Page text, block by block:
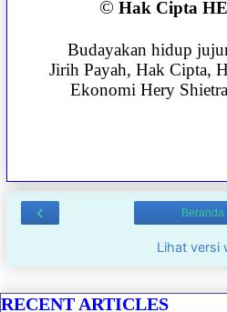
©Hak Cipta
Budayakan hidup
Jirih Payah, Hak Cipta,
Ekonomi Hery
‹ Beranda
Lihat versi
RECENT ARTICLES